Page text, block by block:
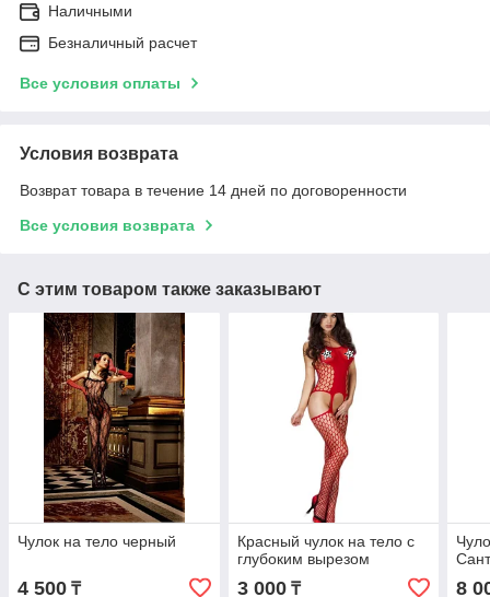
Наличными
Безналичный расчет
Все условия оплаты
Условия возврата
Возврат товара в течение 14 дней по договоренности
Все условия возврата
С этим товаром также заказывают
Чулок на тело черный
4 500 ₸
Красный чулок на тело с
глубоким вырезом
3 000₸ 8